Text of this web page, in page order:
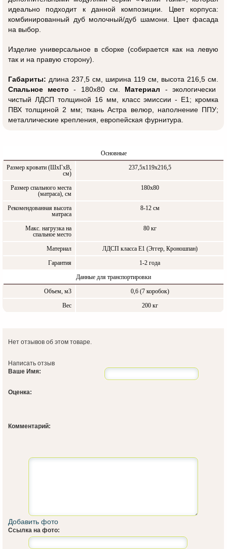
идеально подходит к данной композиции. Цвет корпуса:
комбинированный дуб молочный/дуб шамони. Цвет фасада
на выбор.
Изделие универсальное в сборке (собирается как на левую
так и на правую сторону).
Габариты: длина 237,5 см, ширина 119 см, высота 216,5 см
Спальное место - 180х80 см. Материал - экологически
чистый ЛДСП толщиной 16 мм, класс эмиссии - Е1; кромка
ПВХ толщиной 2 мм; ткань Астра велюр, наполнение ППУ;
металлические крепления, европейская фурнитура.
Основные
Размер кровати (ШxГxВ,
см)
237,5х119х216,5
Размер спального места
(матраса), см
180x80
Рекомендованная высота
матраса
8-12 см
Макс. нагрузка на
спальное место
80 кг
Материал
ЛДСП класса Е1 (Эггер, Кроношпан)
Гарантия
1-2 года
Данные для транспортировки
Объем, м3
0,6 (7 коробок)
Вес
200 кг
Нет отзывов об этом товаре.
Написать отзыв
Ваше Имя:
Оценка:
Комментарий:
Добавить фото
Ссылка на фото: